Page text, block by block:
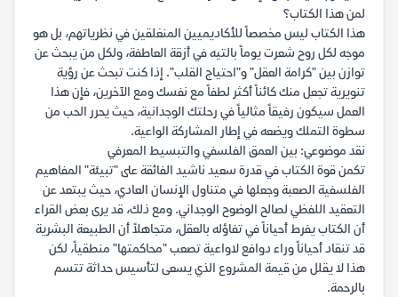
لمن هذا الكتاب؟
هذا الكتاب ليس مخصصاً للأكاديميين المنغلقين في نظرياتهم، بل هو
موجه لكل روح شعرت يوماً بالتيه في أزقة العاطفة، ولكل من يبحث عن
توازن بين "كرامة العقل" و"احتياج القلب". إذا كنت تبحث عن رؤية
تنويرية تجعل منك كائناً أكثر لطفاً مع نفسك ومع الآخرين، فإن هذا
العمل سيكون رفيقاً مثالياً في رحلتك الوجدانية، حيث يحرر الحب من
سطوة التملك ويضعه في إطار المشاركة الواعية.
نقد موضوعي: بين العمق الفلسفي والتبسيط المعرفي
تكمن قوة الكتاب في قدرة سعيد ناشيد الفائقة على "تبيئة" المفاهيم
الفلسفية الصعبة وجعلها في متناول الإنسان العادي، حيث يبتعد عن
التعقيد اللفظي لصالح الوضوح الوجداني. ومع ذلك، قد يرى بعض القراء
أن الكتاب يفرط أحياناً في تفاؤله بالعقل، متجاهلاً أن الطبيعة البشرية
قد تنقاد أحياناً وراء دوافع لاواعية تصعب "محاكمتها" منطقياً، لكن
هذا لا يقلل من قيمة المشروع الذي يسعى لتأسيس حداثة تتسم
بالرحمة.